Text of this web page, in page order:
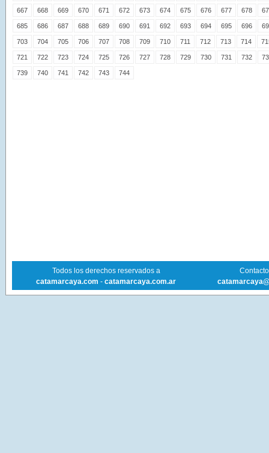
667 668 669 670 671 672 673 674 675 676 677 678
685 686 687 688 689 690 691 692 693 694 695 696
703 704 705 706 707 708 709 710 711 712 713 714
721 722 723 724 725 726 727 728 729 730 731 732
739 740 741 742 743 744
Todos los derechos reservados a
catamarcaya.com - catamarcaya.com.ar